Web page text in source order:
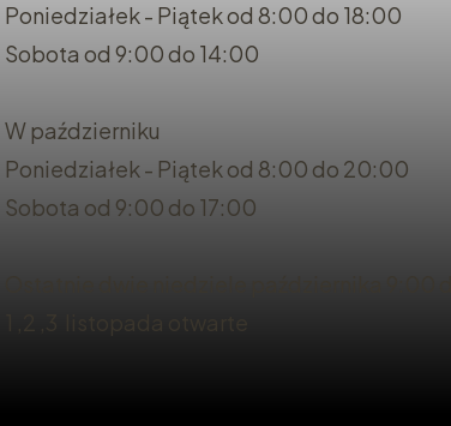
Poniedziałek - Piątek od 8:00 do 18:00
Sobota od 9:00 do 14:00
W październiku
Poniedziałek - Piątek od 8:00 do 20:00
Sobota od 9:00 do 17:00